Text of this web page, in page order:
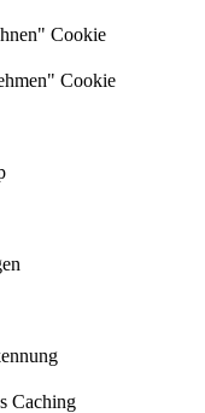
Cookie
Cookie
Caching